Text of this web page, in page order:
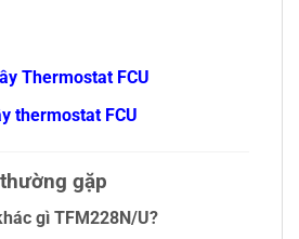
Thermostat FCU
thermostat FCU
gặp
gì TFM228N/U?